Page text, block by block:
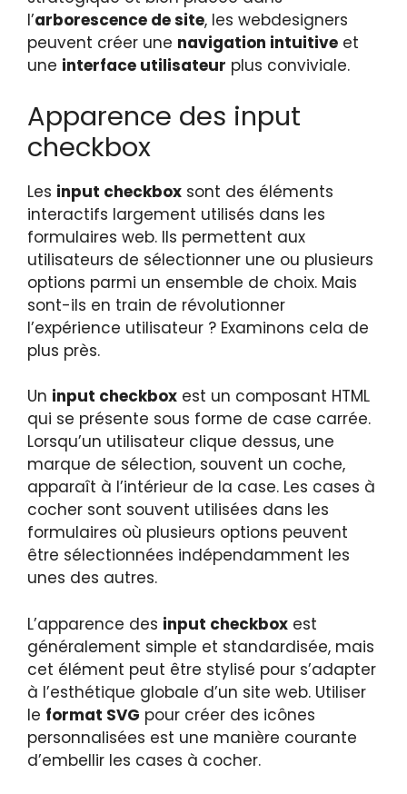
l’arborescence de site, les webdesigners
peuvent créer une navigation intuitive et
une interface utilisateur plus conviviale.
Apparence des input
checkbox
Les input checkbox sont des éléments
interactifs largement utilisés dans les
formulaires web. Ils permettent aux
utilisateurs de sélectionner une ou plusieurs
options parmi un ensemble de choix. Mais
sont-ils en train de révolutionner
l’expérience utilisateur ? Examinons cela de
plus près.
Un input checkbox est un composant HTML
qui se présente sous forme de case carrée.
Lorsqu’un utilisateur clique dessus, une
marque de sélection, souvent un coche,
apparaît à l’intérieur de la case. Les cases à
cocher sont souvent utilisées dans les
formulaires où plusieurs options peuvent
être sélectionnées indépendamment les
unes des autres.
L’apparence des input checkbox est
généralement simple et standardisée, mais
cet élément peut être stylisé pour s’adapter
à l’esthétique globale d’un site web. Utiliser
le format SVG pour créer des icônes
personnalisées est une manière courante
d’embellir les cases à cocher.